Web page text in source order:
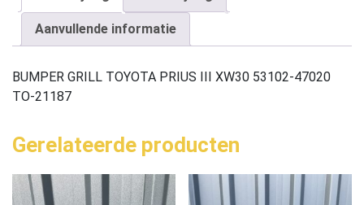
Aanvullende informatie
BUMPER GRILL TOYOTA PRIUS III XW30 53102-47020
TO-21187
Gerelateerde producten